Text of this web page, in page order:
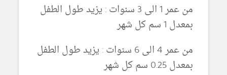
من عمر 1 الى 3 سنوات : يزيد طول الطفل
بمعدل 1 سم كل شهر
من عمر 4 الى 6 سنوات : يزيد طول الطفل
بمعدل 0.25 سم كل شهر